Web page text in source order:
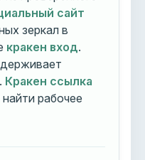
сайт
зеркал в
кракен вход.
Кракен ссылка
рабочее